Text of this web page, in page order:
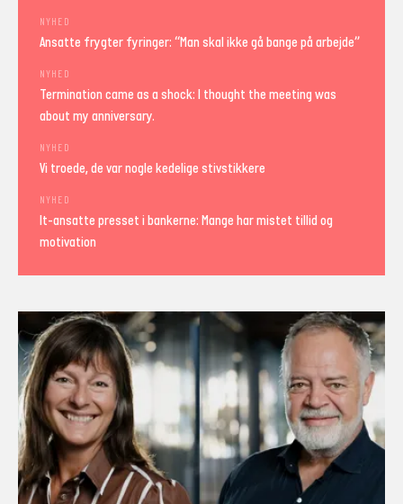
NYHED
Ansatte frygter fyringer: “Man skal ikke gå bange på arbejde”
NYHED
Termination came as a shock: I thought the meeting was
about my anniversary.
NYHED
Vi troede, de var nogle kedelige stivstikkere
NYHED
It-ansatte presset i bankerne: Mange har mistet tillid og
motivation